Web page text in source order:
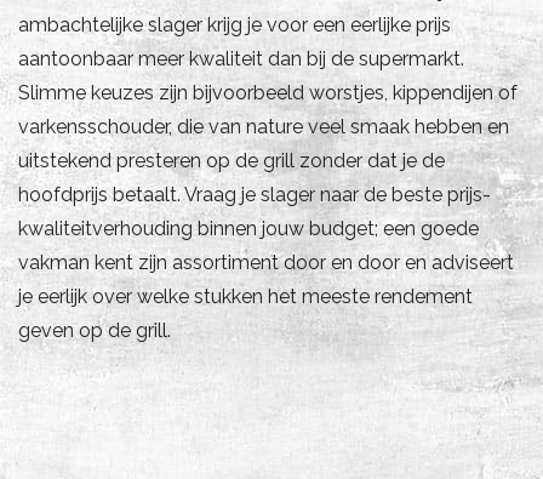
ambachtelijke slager krijg je voor een eerlijke prijs
aantoonbaar meer kwaliteit dan bij de supermarkt.
Slimme keuzes zijn bijvoorbeeld worstjes, kippendijen of
varkensschouder, die van nature veel smaak hebben en
uitstekend presteren op de grill zonder dat je de
hoofdprijs betaalt. Vraag je slager naar de beste prijs-
kwaliteitverhouding binnen jouw budget; een goede
vakman kent zijn assortiment door en door en adviseert
je eerlijk over welke stukken het meeste rendement
geven op de grill.